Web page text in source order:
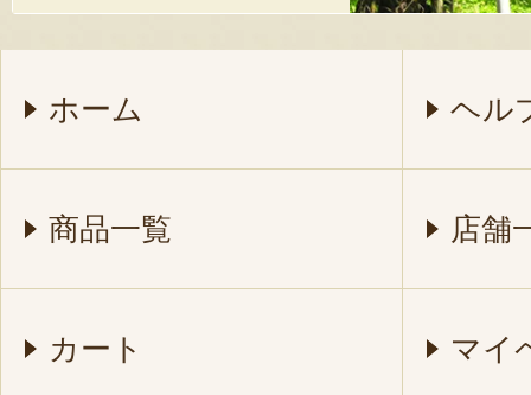
ホーム ヘル
商品一覧 店舗
カート マイ